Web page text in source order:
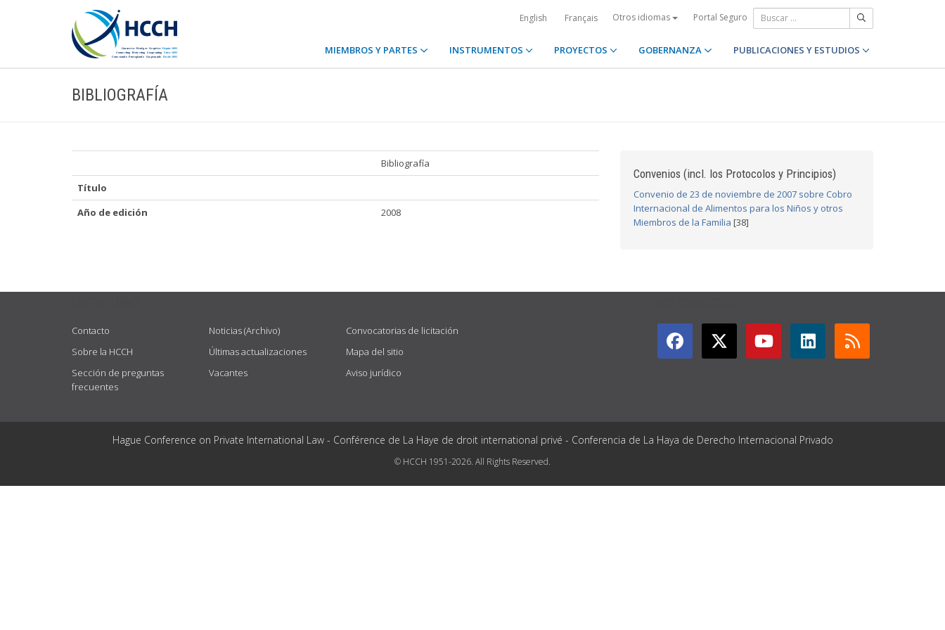
English Français Otros idiomas Portal Seguro
MIEMBROS Y PARTES INSTRUMENTOS PROYECTOS GOBERNANZA PUBLICACIONES Y ESTUDIOS
BIBLIOGRAFÍA
Bibliografía
Título
Año de edición
2008
Convenios (incl. los Protocolos y Principios)
Convenio de 23 de noviembre de 2007 sobre Cobro
Internacional de Alimentos para los Niños y otros
Miembros de la Familia [38]
Contacto
Sobre la HCCH
Sección de preguntas
frecuentes
Noticias (Archivo)
Últimas actualizaciones
Vacantes
Convocatorias de licitación
Mapa del sitio
Aviso jurídico
Hague Conference on Private International Law - Conférence de La Haye de droit international privé - Conferencia de La Haya de Derecho Internacional Privado
© HCCH 1951-2026. All Rights Reserved.